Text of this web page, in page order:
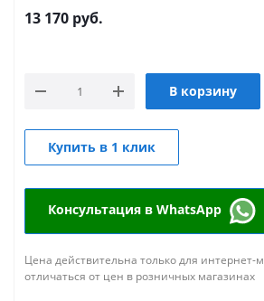
13 170 руб.
В корзину
Купить в 1 клик
Консультация в WhatsApp
Цена действительна только для интернет-
отличаться от цен в розничных магазинах